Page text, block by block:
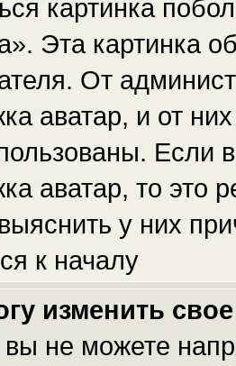
картинка
Эта картинка
От
аватар, и от
Если
аватар, то это
у них
к началу
изменить
не можете